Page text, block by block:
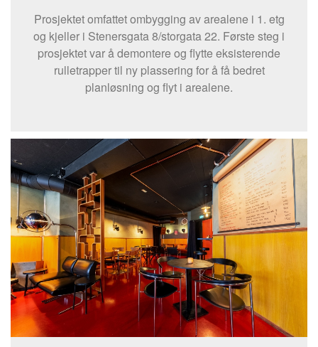
Prosjektet omfattet ombygging av arealene i 1. etg
og kjeller i Stenersgata 8/storgata 22. Første steg i
prosjektet var å demontere og flytte eksisterende
rulletrapper til ny plassering for å få bedret
planløsning og flyt i arealene.